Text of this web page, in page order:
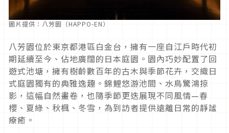
圖片提供：八芳園（HAPPO-EN）
八芳園位於東京都港區白金台，擁有一座自江戶時代初
期延續至今、佔地廣闊的日本庭園。園內巧妙配置了回
遊式池塘，擁有樹齡數百年的古木與季節花卉，交織日
式庭園獨有的典雅逸趣。錦鯉悠游池間、水鳥驚鴻掠
影，這幅自然畫卷，也隨季節更迭展現不同風情—春
櫻、夏綠、秋楓、冬雪，為到訪者提供遠離日常的靜謐
療癒。